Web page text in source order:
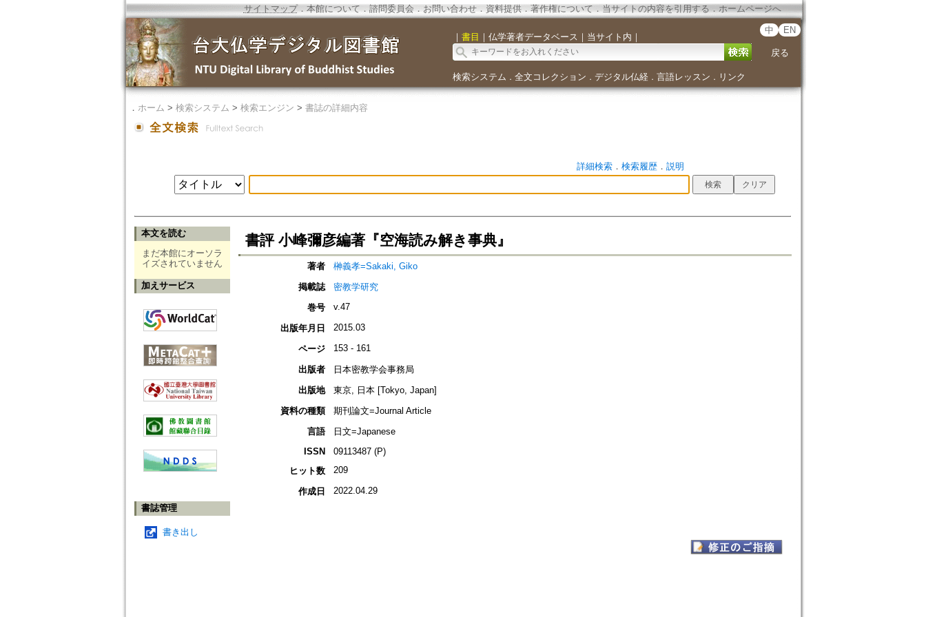
サイトマップ．本館について ． 諮問委員会． お問い合わせ． 資料提供． 著作権について．当サイトの内容を引用する ． ホームページへ
｜ 書目 ｜ 仏学著者データベース ｜ 当サイト内 ｜
中 EN
戻る
検索システム ． 全文コレクション ． デジタル仏経． 言語レッスン ． リンク
． ホーム > 検索システム > 検索エンジン > 書誌の詳細内容
詳細検索． 検索履歴． 説明
本文を読む
まだ本館にオーソラ
イズされていません
加えサービス
書誌管理
書き出し
書評 小峰彌彦編著『空海読み解き事典』
著者
榊義孝=Sakaki, Giko
掲載誌
密教学研究
巻号
v.47
出版年月日 2015.03
ページ 153 - 161
出版者
日本密教学会事務局
出版地
東京, 日本 [Tokyo, Japan]
資料の種類
期刊論文=Journal Article
言語
日文=Japanese
ISSN
09113487 (P)
ヒット数
209
作成日 2022.04.29